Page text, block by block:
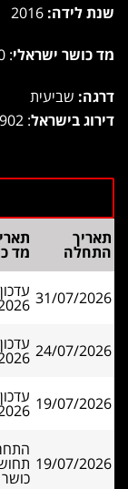
שנת לידה:
מד כושר ישראלי: 1390 (צפוי:
דרגה: שביעית
דירוג בישראל: 3902
תאריך
התחלה מד
31/07/2026 עדכון
24/07/2026 עדכון
19/07/2026 עדכון
19/07/2026
כושר